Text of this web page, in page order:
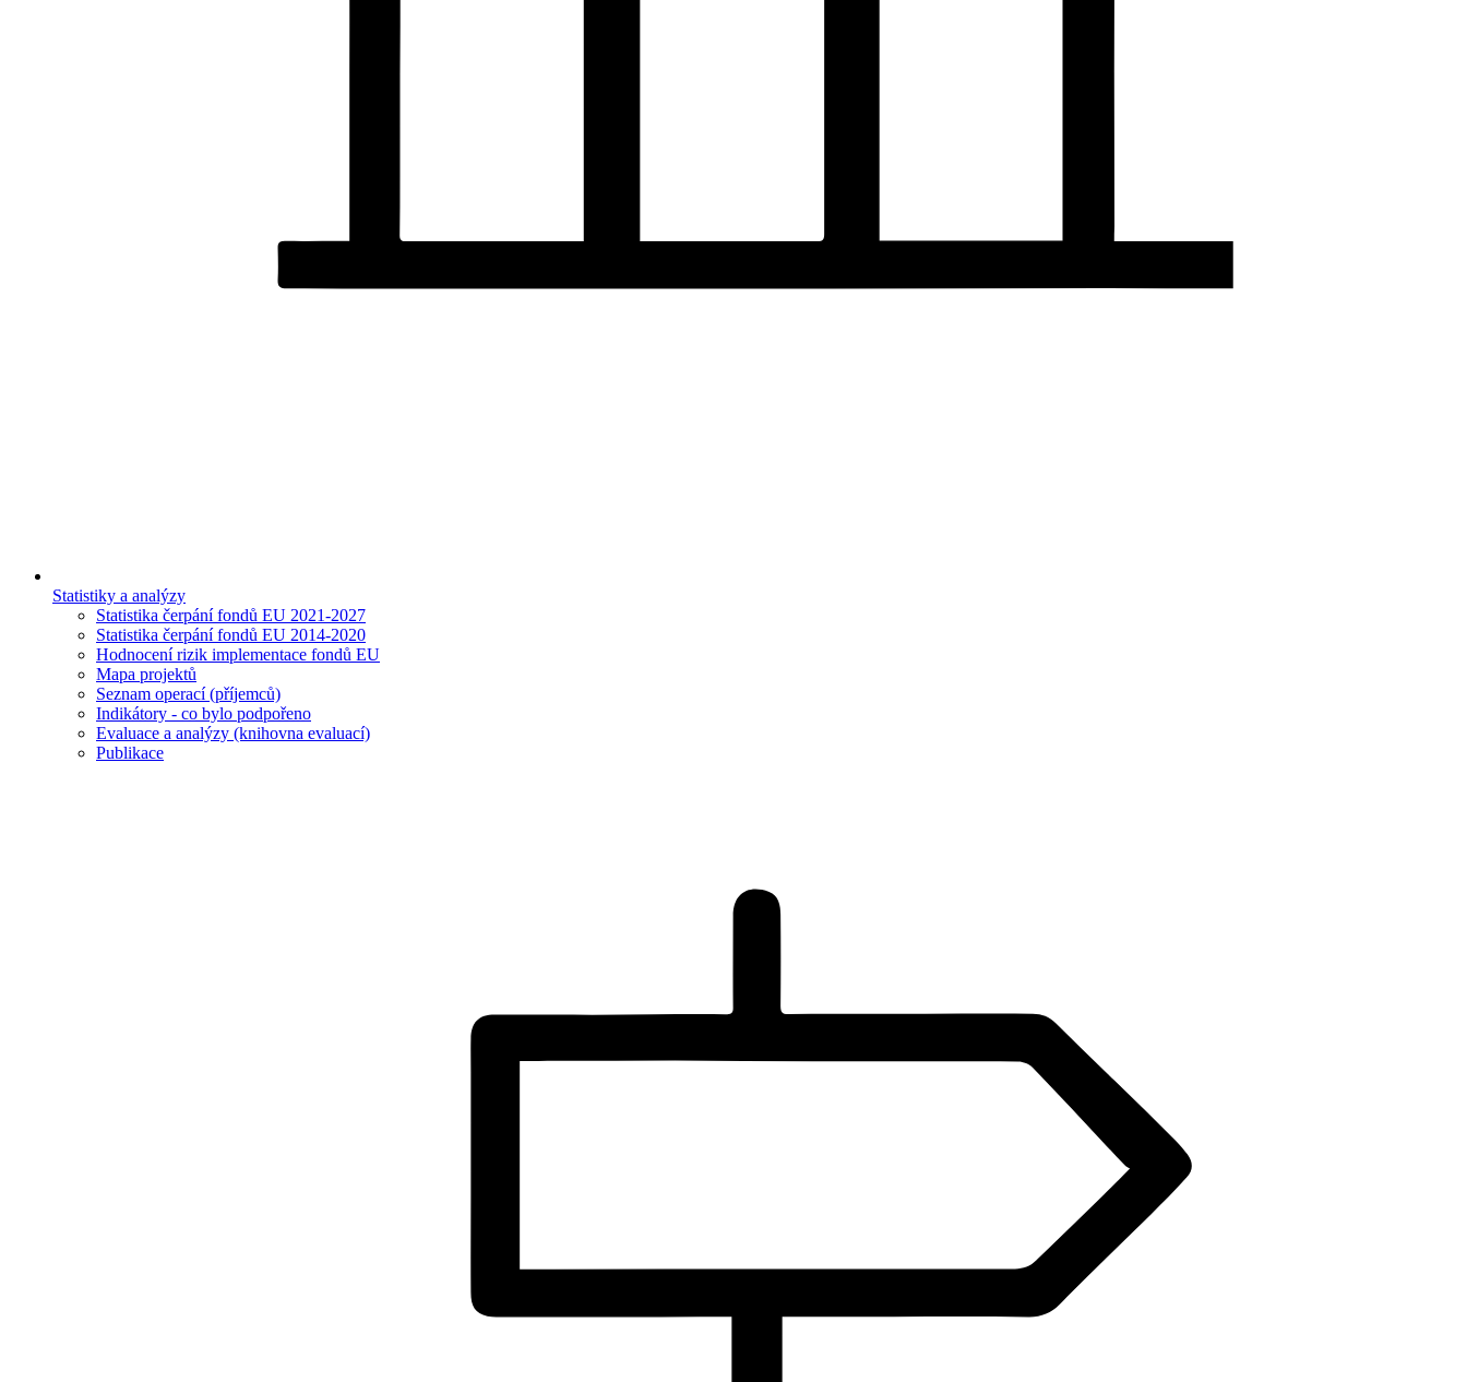
Statistiky a analýzy
Statistika čerpání fondů EU 2021-2027
Statistika čerpání fondů EU 2014-2020
Hodnocení rizik implementace fondů EU
Mapa projektů
Seznam operací (příjemců)
Indikátory - co bylo podpořeno
Evaluace a analýzy (knihovna evaluací)
Publikace